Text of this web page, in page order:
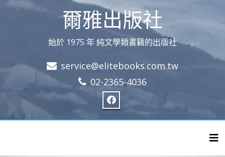
爾雅出版社
始於 1975 年 純文學類書籍的出版社
service@elitebooks.com.tw
02-2365-4036